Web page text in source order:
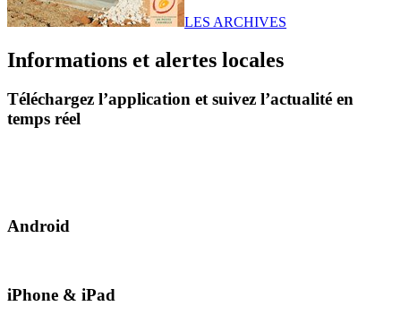
LES ARCHIVES
Informations et alertes locales
Téléchargez l’application et suivez l’actualité en
temps réel
Android
iPhone & iPad